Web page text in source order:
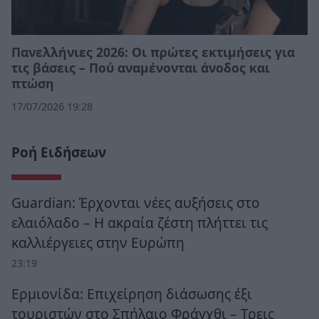
Πανελλήνιες 2026: Οι πρώτες εκτιμήσεις για
τις βάσεις – Πού αναμένονται άνοδος και
πτώση
17/07/2026 19:28
Ροή Ειδήσεων
Guardian: Έρχονται νέες αυξήσεις στο
ελαιόλαδο – Η ακραία ζέστη πλήττει τις
καλλιέργειες στην Ευρώπη
23:19
Ερμιονίδα: Επιχείρηση διάσωσης έξι
τουριστών στο Σπήλαιο Φράγχθι – Τρεις